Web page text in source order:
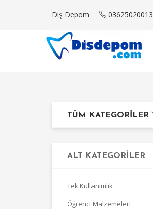
Diş Depom 03625020013
TÜM KATEGORILER
ALT KATEGORILER
Tek Kullanımlık
Öğrenci Malzemeleri